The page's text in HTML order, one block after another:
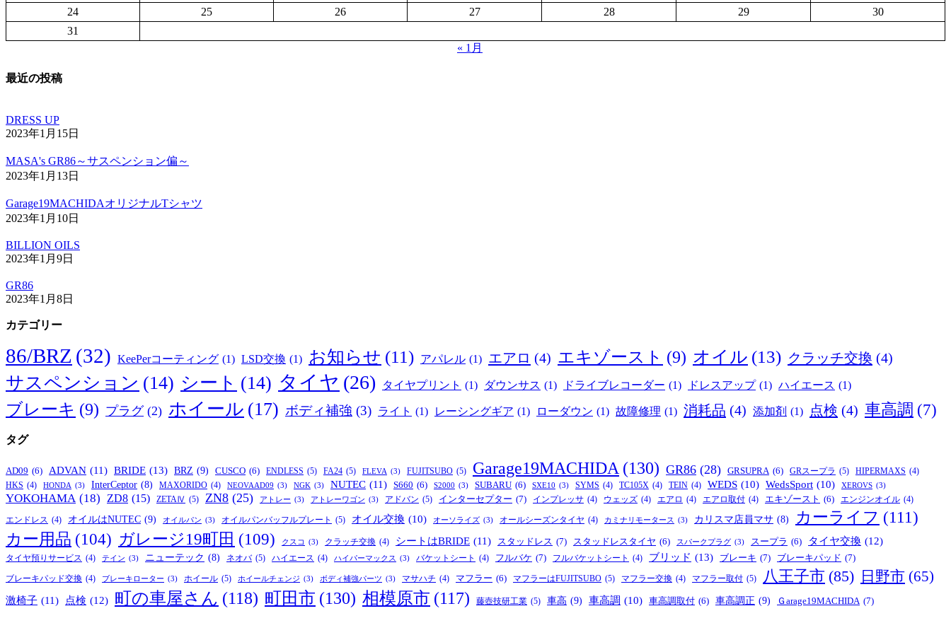
24
25 26 27 28 29
30
31
« 1月
最近の投稿
DRESS UP
2023年1月15日
MASA's GR86～サスペンション偏～
2023年1月13日
Garage19MACHIDAオリジナルTシャツ
2023年1月10日
BILLION OILS
2023年1月9日
GR86
2023年1月8日
カテゴリー
86/BRZ (32) KeePerコーティング (1) LSD交換 (1) お知らせ (11) アパレル (1) エアロ (4) エキゾースト (9) オイル (13) クラッチ交換 (4)
サスペンション (14) シート (14) タイヤ (26) タイヤプリント (1) ダウンサス (1) ドライブレコーダー (1) ドレスアップ (1) ハイエース (1)
ブレーキ (9) プラグ (2) ホイール (17) ボディ補強 (3) ライト (1) レーシングギア (1) ローダウン (1) 故障修理 (1) 消耗品 (4) 添加剤 (1) 点検 (4) 車高調 (7)
タグ
AD09 (6) ADVAN (11) BRIDE (13) BRZ (9) CUSCO (6) ENDLESS (5) FA24 (5) FLEVA (3) FUJITSUBO (5) Garage19MACHIDA (130) GR86 (28) GRSUPRA (6) GRスープラ (5) HIPERMAXS (4)
HKS (4) HONDA (3) InterCeptor (8) MAXORIDO (4) NEOVAAD09 (3) NGK (3) NUTEC (11) S660 (6) S2000 (3) SUBARU (6) SXE10 (3) SYMS (4) TC105X (4) TEIN (4) WEDS (10) WedsSport (10) XEROVS (3)
YOKOHAMA (18) ZD8 (15) ZETAⅣ (5) ZN8 (25) アトレー (3) アトレーワゴン (3) アドバン (5) インターセプター (7) インプレッサ (4) ウェッズ (4) エアロ (4) エアロ取付 (4) エキゾースト (6) エンジンオイル (4)
エンドレス (4) オイルはNUTEC (9) オイルパン (3) オイルパンバッフルプレート (5) オイル交換 (10) オーソライズ (3) オールシーズンタイヤ (4) カミナリモータース (3) カリスマ店員マサ (8) カーライフ (111)
カー用品 (104) ガレージ19町田 (109) クスコ (3) クラッチ交換 (4) シートはBRIDE (11) スタッドレス (7) スタッドレスタイヤ (6) スパークプラグ (3) スープラ (6) タイヤ交換 (12)
タイヤ預りサービス (4) テイン (3) ニューテック (8) ネオバ (5) ハイエース (4) ハイパーマックス (3) バケットシート (4) フルバケ (7) フルバケットシート (4) ブリッド (13) ブレーキ (7) ブレーキパッド (7)
ブレーキパッド交換 (4) ブレーキローター (3) ホイール (5) ホイールチェンジ (3) ボディ補強パーツ (3) マサハチ (4) マフラー (6) マフラーはFUJITSUBO (5) マフラー交換 (4) マフラー取付 (5) 八王子市 (85) 日野市 (65)
激椅子 (11) 点検 (12) 町の車屋さん (118) 町田市 (130) 相模原市 (117) 藤壺技研工業 (5) 車高 (9) 車高調 (10) 車高調取付 (6) 車高調正 (9) Ｇarage19MACHIDA (7)